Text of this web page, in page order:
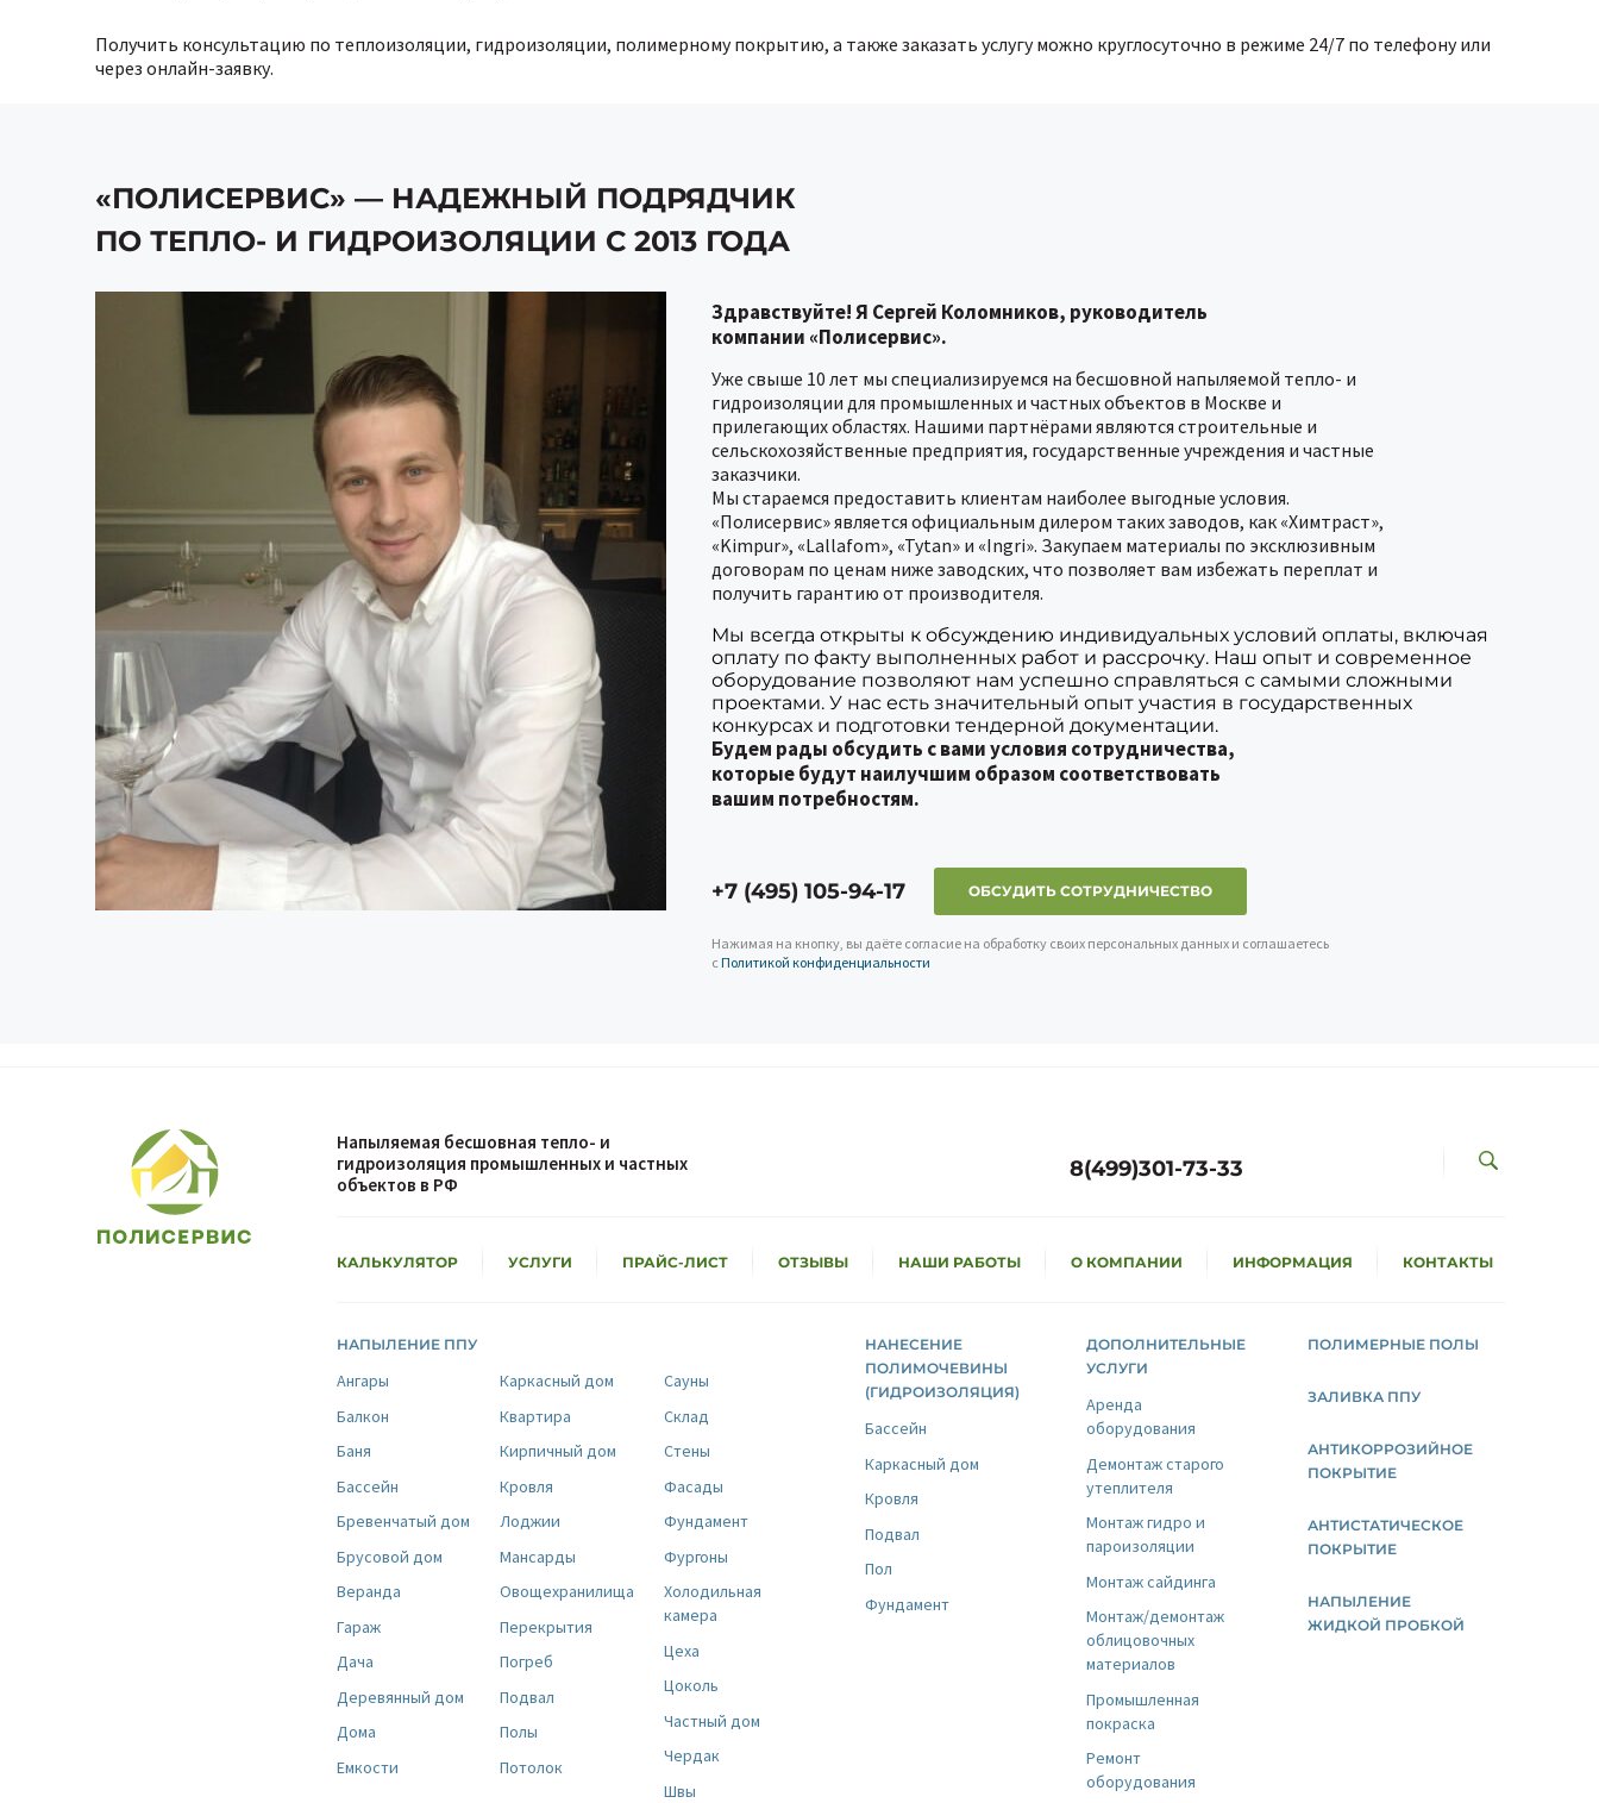
Получить консультацию по теплоизоляции, гидроизоляции, полимерному покрытию, а также заказать услугу можно круглосуточно в режиме 24/7 по телефону или
через онлайн-заявку.
«ПОЛИСЕРВИС» — НАДЕЖНЫЙ ПОДРЯДЧИК
ПО ТЕПЛО- И ГИДРОИЗОЛЯЦИИ С 2013 ГОДА
Здравствуйте! Я Сергей Коломников, руководитель
компании «Полисервис».
Уже свыше 10 лет мы специализируемся на бесшовной напыляемой тепло- и
гидроизоляции для промышленных и частных объектов в Москве и
прилегающих областях. Нашими партнёрами являются строительные и
сельскохозяйственные предприятия, государственные учреждения и частные
заказчики.
Мы стараемся предоставить клиентам наиболее выгодные условия.
«Полисервис» является официальным дилером таких заводов, как «Химтраст»,
«Kimpur», «Lallafom», «Tytan» и «Ingri». Закупаем материалы по эксклюзивным
договорам по ценам ниже заводских, что позволяет вам избежать переплат и
получить гарантию от производителя.
Мы всегда открыты к обсуждению индивидуальных условий оплаты, включая
оплату по факту выполненных работ и рассрочку. Наш опыт и современное
оборудование позволяют нам успешно справляться с самыми сложными
проектами. У нас есть значительный опыт участия в государственных
конкурсах и подготовки тендерной документации.
Будем рады обсудить с вами условия сотрудничества,
которые будут наилучшим образом соответствовать
вашим потребностям.
+7 (495) 105-94-17 ОБСУДИТЬ СОТРУДНИЧЕСТВО
Нажимая на кнопку, вы даёте согласие на обработку своих персональных данных и соглашаетесь
сПолитикой конфиденциальности
Напыляемая бесшовная тепло- и
гидроизоляция промышленных и частных
объектов в РФ
8(499)301-73-33
КАЛЬКУЛЯТОР УСЛУГИ ПРАЙС-ЛИСТ ОТЗЫВЫ НАШИ РАБОТЫ О КОМПАНИИ ИНФОРМАЦИЯ КОНТАКТЫ
НАПЫЛЕНИЕ ППУ
Ангары
Балкон
Баня
Бассейн
Бревенчатый дом
Брусовой дом
Веранда
Гараж
Дача
Деревянный дом
Дома
Емкости
Каркасный дом
Квартира
Кирпичный дом
Кровля
Лоджии
Мансарды
Овощехранилища
Перекрытия
Погреб
Подвал
Полы
Потолок
Сауны
Склад
Стены
Фасады
Фундамент
Фургоны
Холодильная
камера
Цеха
Цоколь
Частный дом
Чердак
Швы
НАНЕСЕНИЕ
ПОЛИМОЧЕВИНЫ
(ГИДРОИЗОЛЯЦИЯ)
Бассейн
Каркасный дом
Кровля
Подвал
Пол
Фундамент
ДОПОЛНИТЕЛЬНЫЕ
УСЛУГИ
Аренда
оборудования
Демонтаж старого
утеплителя
Монтаж гидро и
пароизоляции
Монтаж сайдинга
Монтаж/демонтаж
облицовочных
материалов
Промышленная
покраска
Ремонт
оборудования
ПОЛИМЕРНЫЕ ПОЛЫ
ЗАЛИВКА ППУ
АНТИКОРРОЗИЙНОЕ
ПОКРЫТИЕ
АНТИСТАТИЧЕСКОЕ
ПОКРЫТИЕ
НАПЫЛЕНИЕ
ЖИДКОЙ ПРОБКОЙ